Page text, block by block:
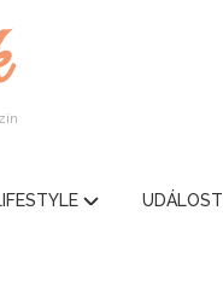
UDÁLOSTI